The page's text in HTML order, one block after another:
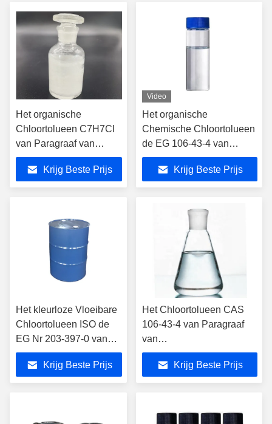
Het organische
Chloortolueen C7H7Cl
van Paragraaf van
Synthesecas 106-43-4
Krijg Beste Prijs
Video
Het organische
Chemische Chloortolueen
de EG 106-43-4 van
Paragraaf
Krijg Beste Prijs
Het kleurloze Vloeibare
Chloortolueen ISO de
EG Nr 203-397-0 van
Paragraaf
Krijg Beste Prijs
Het Chloortolueen CAS
106-43-4 van Paragraaf
van
verfstoftussenpersonen
Krijg Beste Prijs